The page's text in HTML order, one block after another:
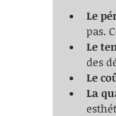
Le
pas.
Le
des
Le
La